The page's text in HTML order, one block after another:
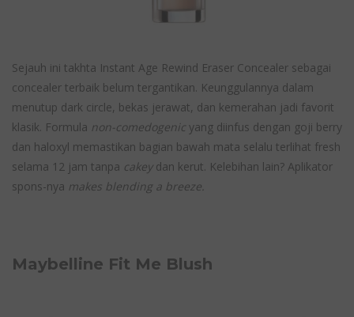
Sejauh ini takhta Instant Age Rewind Eraser Concealer sebagai
concealer terbaik belum tergantikan. Keunggulannya dalam
menutup dark circle, bekas jerawat, dan kemerahan jadi favorit
klasik. Formula non-comedogenic yang diinfus dengan goji berry
dan haloxyl memastikan bagian bawah mata selalu terlihat fresh
selama 12 jam tanpa cakeydan kerut. Kelebihan lain? Aplikator
spons-nya makes blending a breeze.
Maybelline Fit Me Blush